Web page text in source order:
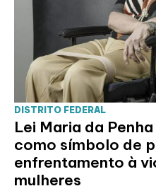
DISTRITO FEDERAL
Lei Maria da
como símbolo de
enfrentamento à
mulheres